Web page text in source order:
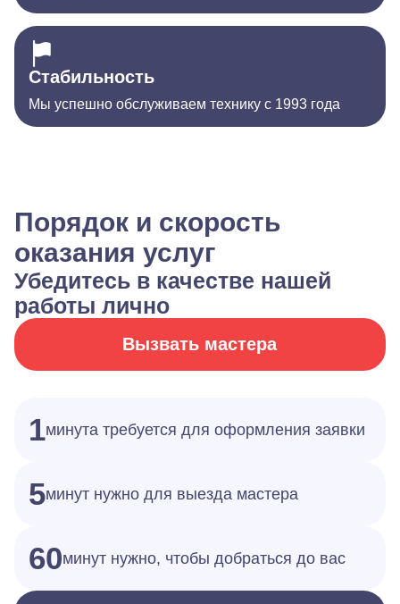
Стабильность
Мы успешно обслуживаем технику с 1993 года
Порядок и скорость
оказания услуг
Убедитесь в качестве нашей
работы лично
Вызвать мастера
1минута требуется для оформления заявки
5минут нужно для выезда мастера
60минут нужно, чтобы добраться до вас